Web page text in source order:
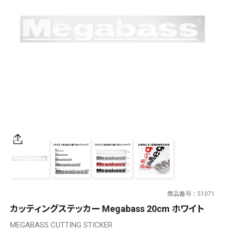
FRESH WATER
価格 ¥ ～¥
在庫
在庫あり
商品番号 51071
カッティングステッカー Megabass 20cm ホワイト
MEGABASS CUTTING STICKER